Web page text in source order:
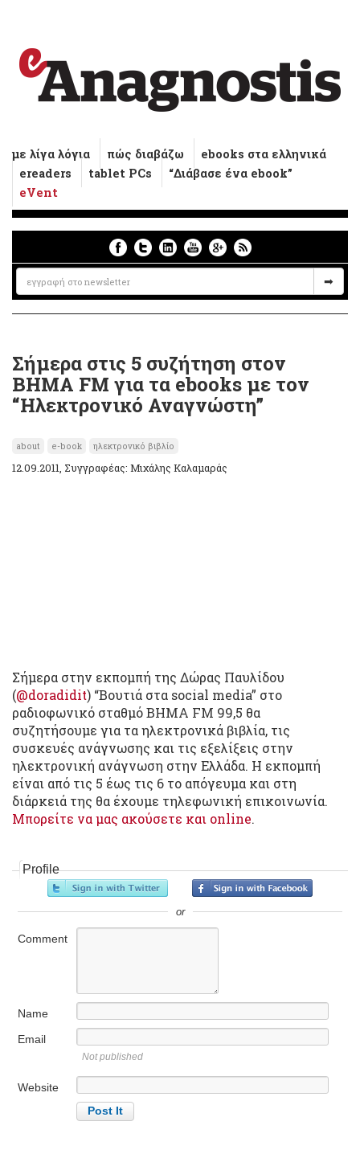
με λίγα λόγια πώς διαβάζω
ebooks στα ελληνικά
ereaders
tablet PCs
“Διάβασε ένα ebook”
eVent
Σήμερα στις 5 συζήτηση στον
BHMA FM για τα ebooks με τον
“Ηλεκτρονικό Αναγνώστη”
about e-book ηλεκτρονικό βιβλίο
12.09.2011, Συγγραφέας: Μιχάλης Καλαμαράς
Σήμερα στην εκπομπή της Δώρας Παυλίδου
(@doradidit) “Βουτιά στα social media” στο
ραδιοφωνικό σταθμό ΒΗΜΑ FM 99,5 θα
συζητήσουμε για τα ηλεκτρονικά βιβλία, τις
συσκευές ανάγνωσης και τις εξελίξεις στην
ηλεκτρονική ανάγνωση στην Ελλάδα. Η εκπομπή
είναι από τις 5 έως τις 6 το απόγευμα και στη
διάρκειά της θα έχουμε τηλεφωνική επικοινωνία.
Μπορείτε να μας ακούσετε και online.
Profile
or
Comment
Name
Email
Not published
Website